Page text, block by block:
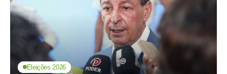
Eleições 2026